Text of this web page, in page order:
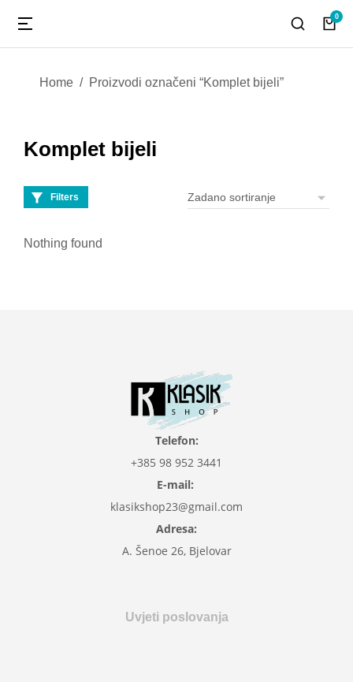
You are here:
Home Proizvodi označeni “Komplet bijeli”
Komplet bijeli
Filters
Nothing found
Telefon:
+385 98 952 3441
E-mail:
klasikshop23@gmail.com
Adresa:
A. Šenoe 26, Bjelovar
Uvjeti poslovanja